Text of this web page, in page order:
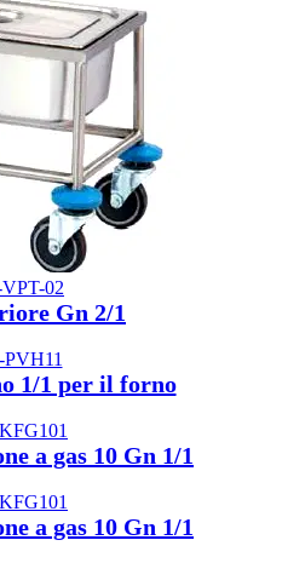
02
Gn 2/1
1/1 per il forno
a gas 10 Gn 1/1
a gas 10 Gn 1/1